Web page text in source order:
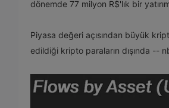
dönemde 77 milyon R$'lık bir
Piyasa değeri açısından büyük
edildiği kripto paraların dışında --